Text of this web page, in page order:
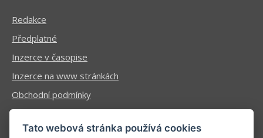
Redakce
Předplatné
Inzerce v časopise
Inzerce na www stránkách
Obchodní podmínky
Ochrana osobních údajů
Tato webová stránka používá cookies